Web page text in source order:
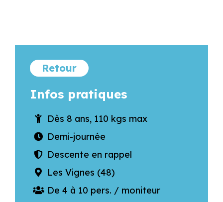
Retour
Infos pratiques
Dès 8 ans, 110 kgs max
Demi-journée
Descente en rappel
Les Vignes (48)
De 4 à 10 pers. / moniteur